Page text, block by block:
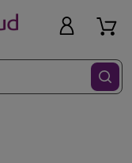
Szűrő